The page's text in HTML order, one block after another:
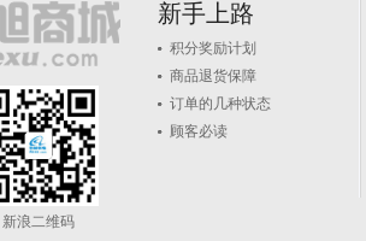
新浪二维码
新手上路
积分奖励计划
商品退货保障
订单的几种状态
顾客必读